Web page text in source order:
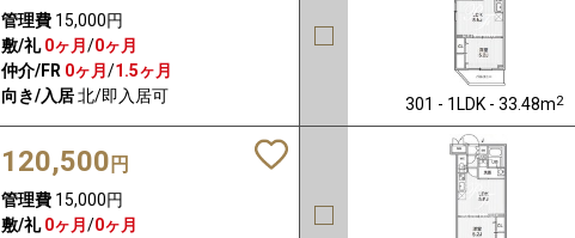
管理費15,000円
敷/礼 0ヶ月/0ヶ月
仲介/FR 0ヶ月/1.5ヶ月
向き/入居北/即入居可 301 - 1LDK - 33.48m2
120,500 円
管理費15,000円
敷/礼 0ヶ月/0ヶ月